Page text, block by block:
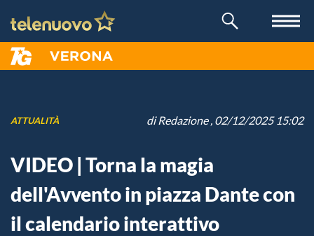
ATTUALITÀ diRedazione, 02/12/2025 15:02
VIDEO | Torna la magia
dell'Avvento in piazza Dante con
il calendario interattivo